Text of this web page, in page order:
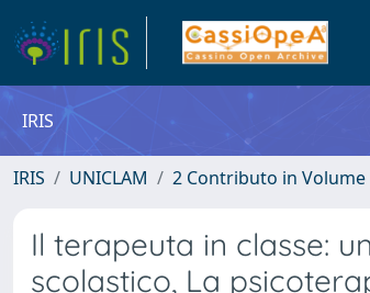
IRIS
IRIS UNICLAM 2 Contributo in Volume
Il terapeuta in classe:
scolastico, La